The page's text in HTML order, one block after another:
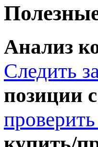
Анализ
Следить
позиции